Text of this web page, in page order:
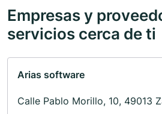
Empresas y
servicios cerca de ti
Arias software
Calle Pablo Morillo, 10, 49013